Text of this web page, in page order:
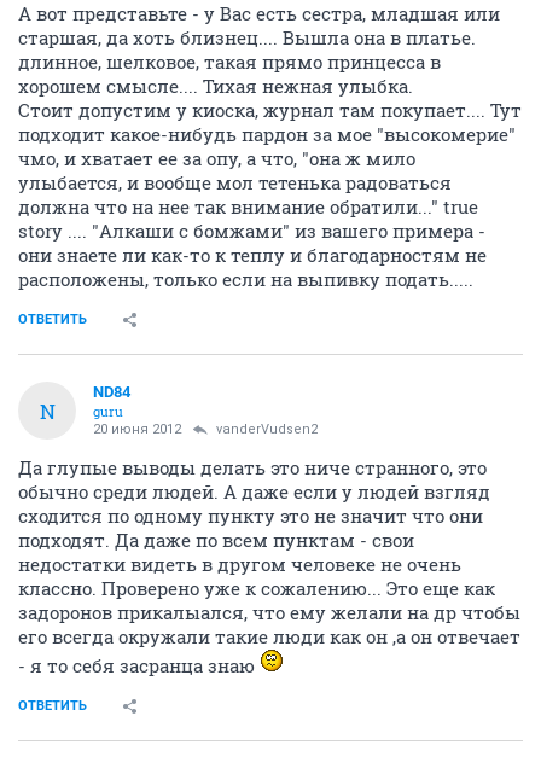
А вот представьте - у Вас есть сестра, младшая или
старшая, да хоть близнец.... Вышла она в платье.
длинное, шелковое, такая прямо принцесса в
хорошем смысле.... Тихая нежная улыбка.
Стоит допустим у киоска, журнал там покупает.... Тут
подходит какое-нибудь пардон за мое "высокомерие"
чмо, и хватает ее за опу, а что, "она ж мило
улыбается, и вообще мол тетенька радоваться
должна что на нее так внимание обратили..." true
story .... "Алкаши с бомжами" из вашего примера -
они знаете ли как-то к теплу и благодарностям не
расположены, только если на выпивку подать.....
ОТВЕТИТЬ
N
ND84
guru
20 июня 2012 vanderVudsen2
Да глупые выводы делать это ниче странного, это
обычно среди людей. А даже если у людей взгляд
сходится по одному пункту это не значит что они
подходят. Да даже по всем пунктам - свои
недостатки видеть в другом человеке не очень
классно. Проверено уже к сожалению... Это еще как
задоронов прикалыался, что ему желали на др чтобы
его всегда окружали такие люди как он ,а он отвечает
- я то себя засранца знаю
ОТВЕТИТЬ